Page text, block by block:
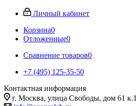
Личный кабинет
Корзина0
Отложенные0
Сравнение товаров0
+7 (495) 125-35-50
Контактная информация
г. Москва, улица Свободы, дом 61 к.1